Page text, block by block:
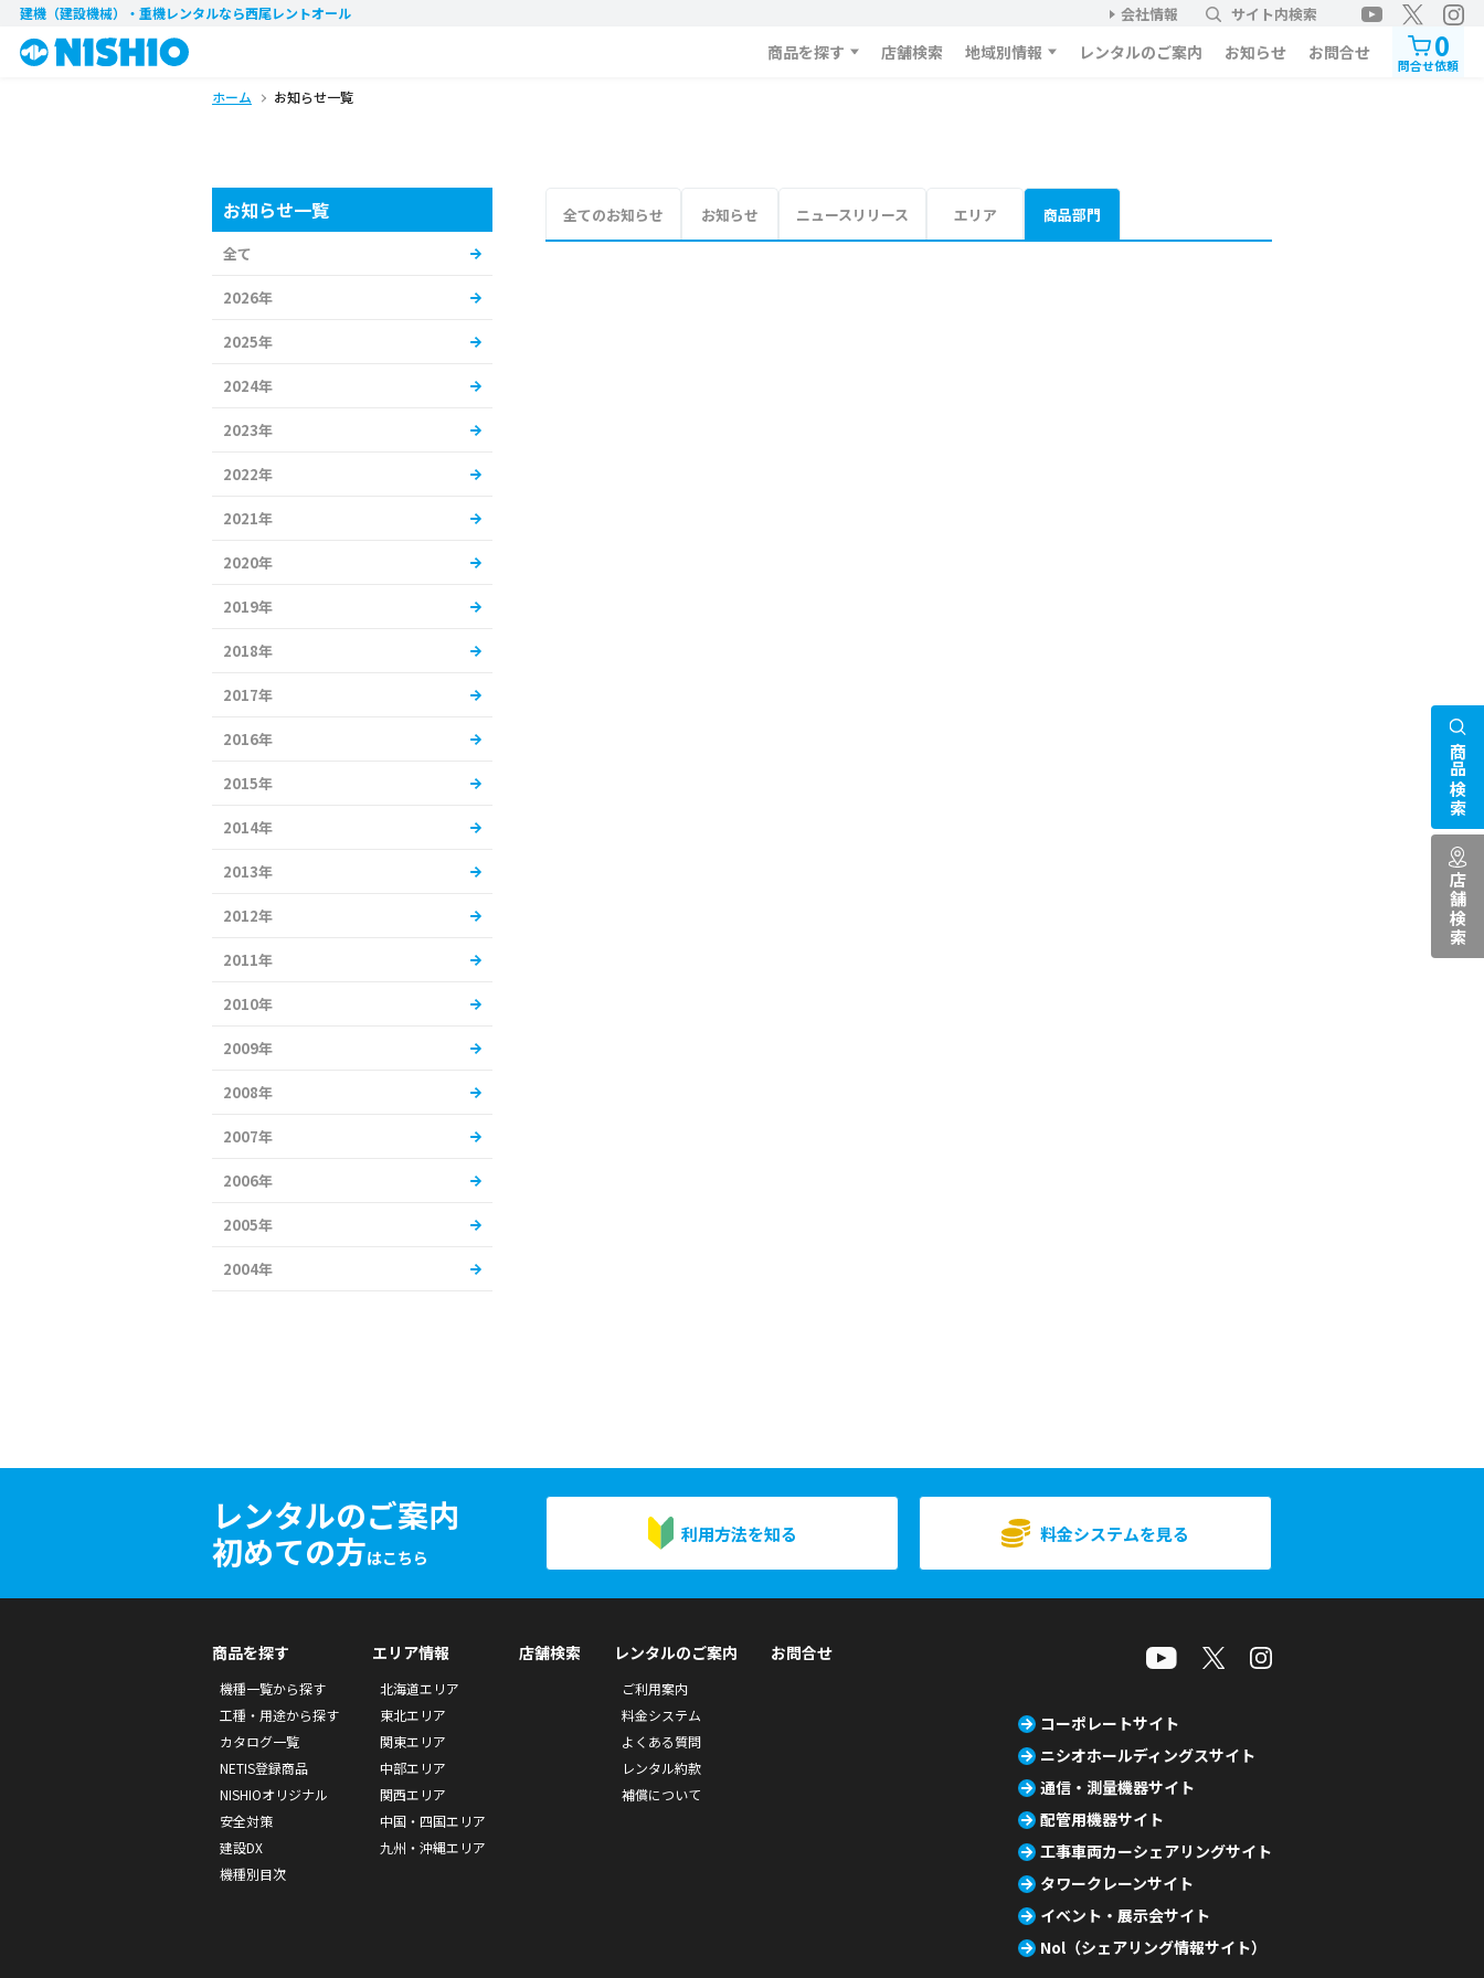
建機（建設機械）・重機レンタルなら西尾レントオール 会社情報 サイト内検索
商品を探す 店舗検索 地域別情報 レンタルのご案内 お知らせ お問合せ 0
問合せ依頼
ホーム お知らせ一覧
全てのお知らせ お知らせ ニュースリリース エリア 商品部門
お知らせ一覧
全て
2026年
2025年
2024年
2023年
2022年
2021年
2020年
2019年
2018年
2017年
2016年
2015年
2014年
2013年
2012年
2011年
2010年
2009年
2008年
2007年
2006年
2005年
2004年
レンタルのご案内
初めての方はこちら
利用方法を知る 料金システムを見る
商品検索
店舗検索
商品を探す
機種一覧から探す
工種・用途から探す
カタログ一覧
NETIS登録商品
NISHIOオリジナル
安全対策
建設DX
機種別目次
エリア情報
北海道エリア
東北エリア
関東エリア
中部エリア
関西エリア
中国・四国エリア
九州・沖縄エリア
店舗検索 レンタルのご案内
ご利用案内
料金システム
よくある質問
レンタル約款
補償について
お問合せ
コーポレートサイト
ニシオホールディングスサイト
通信・測量機器サイト
配管用機器サイト
工事車両カーシェアリングサイト
タワークレーンサイト
イベント・展示会サイト
Nol（シェアリング情報サイト）